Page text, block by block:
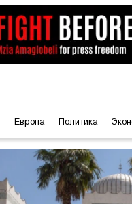
Европа Политика